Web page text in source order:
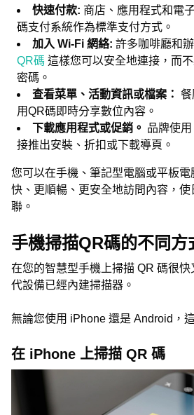
快速付款: 商店、應用程式和電
碼支付系統作為標準支付方式。
加入 Wi-Fi 網絡: 許多咖啡廳和
QR碼 這樣您可以安全地連接，而
密碼。
查看菜單、活動資訊或檔案： 餐
用QR碼即時分享數位內容。
下載應用程式或促銷。 品牌使用
接推出安裝、折扣或下載導頁。
您可以在手機、筆記型電腦或平板電
快、更順暢、更安全地訪問內容，
聯。
手機掃描QR碼的不同方
在您的智慧型手機上掃描 QR 碼很
代設備已經內建掃描器。
無論您使用 iPhone 還是 Android，
在 iPhone 上掃描 QR 碼